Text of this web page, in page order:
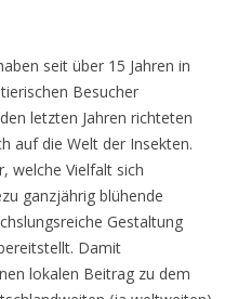
seit über 15 Jahren in
Besucher
letzten Jahren richteten
auf die Welt der Insekten.
welche Vielfalt sich
ganzjährig blühende
Gestaltung
Damit
lokalen Beitrag zu dem